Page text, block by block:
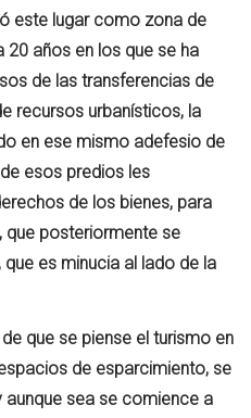
este lugar como zona de
años en los que se ha
de las transferencias de
recursos urbanísticos, la
en ese mismo adefesio de
esos predios les
de los bienes, para
posteriormente se
es minucia al lado de la
que se piense el turismo en
de esparcimiento, se
sea se comience a